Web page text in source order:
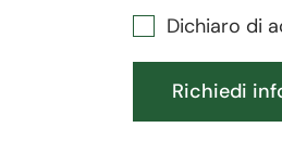
Dichiaro di
Richiedi